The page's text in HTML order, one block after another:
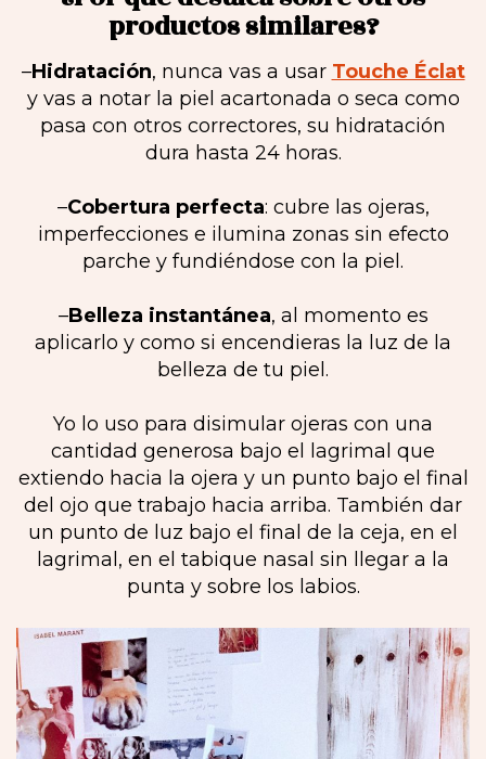
productos similares?
–Hidratación, nunca vas a usar Touche Éclat
y vas a notar la piel acartonada o seca como
pasa con otros correctores, su hidratación
dura hasta 24 horas.
–Cobertura perfecta: cubre las ojeras,
imperfecciones e ilumina zonas sin efecto
parche y fundiéndose con la piel.
–Belleza instantánea, al momento es
aplicarlo y como si encendieras la luz de la
belleza de tu piel.
Yo lo uso para disimular ojeras con una
cantidad generosa bajo el lagrimal que
extiendo hacia la ojera y un punto bajo el final
del ojo que trabajo hacia arriba. También dar
un punto de luz bajo el final de la ceja, en el
lagrimal, en el tabique nasal sin llegar a la
punta y sobre los labios.